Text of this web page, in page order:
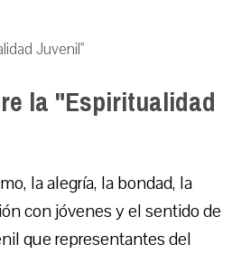
Juvenil"
la "Espiritualidad
la alegría, la bondad, la
con jóvenes y el sentido de
que representantes del